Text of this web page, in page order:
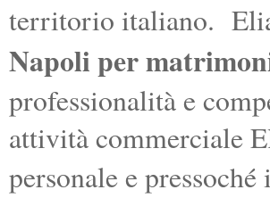
territorio italiano.
Napoli per
professionalità e
attività commerciale
personale e